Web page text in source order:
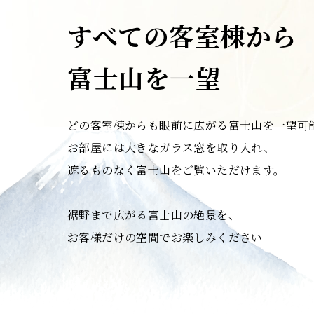
すべての客室棟から
富士山を一望
どの客室棟からも眼前に広がる富士山を一望可
お部屋には大きなガラス窓を取り入れ、
遮るものなく富士山をご覧いただけます。
裾野まで広がる富士山の絶景を、
お客様だけの空間でお楽しみください